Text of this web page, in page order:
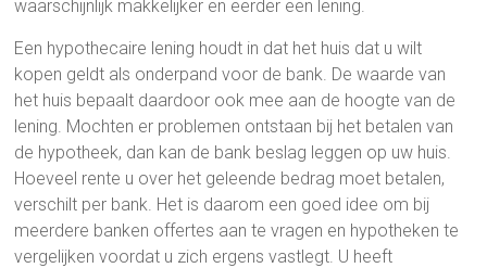
waarschijnlijk makkelijker en eerder een lening.
Een hypothecaire lening houdt in dat het huis dat u wilt
kopen geldt als onderpand voor de bank. De waarde van
het huis bepaalt daardoor ook mee aan de hoogte van de
lening. Mochten er problemen ontstaan bij het betalen van
de hypotheek, dan kan de bank beslag leggen op uw huis.
Hoeveel rente u over het geleende bedrag moet betalen,
verschilt per bank. Het is daarom een goed idee om bij
meerdere banken offertes aan te vragen en hypotheken te
vergelijken voordat u zich ergens vastlegt. U heeft